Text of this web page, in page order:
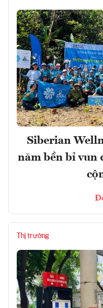
Siberian
năm bền bỉ vun
Thị trường